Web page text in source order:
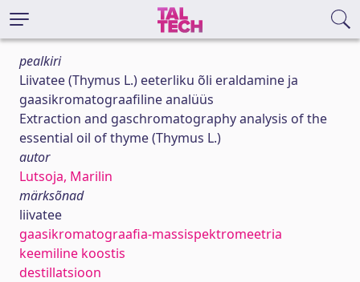
pealkiri
Liivatee (Thymus L.) eeterliku õli eraldamine ja
gaasikromatograafiline analüüs
Extraction and gaschromatography analysis of the
essential oil of thyme (Thymus L.)
autor
Lutsoja, Marilin
märksõnad
liivatee
gaasikromatograafia-massispektromeetria
keemiline koostis
destillatsioon